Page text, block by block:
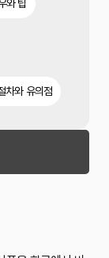
와 팁
차와 유의점